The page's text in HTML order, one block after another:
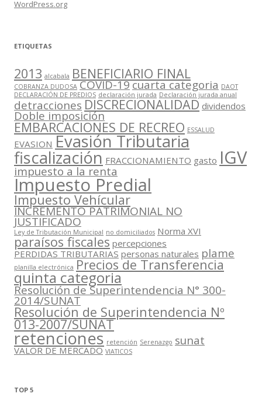
WordPress.org
ETIQUETAS
2013 alcabala BENEFICIARIO FINAL
COBRANZA DUDOSA COVID-19cuarta categoria DAOT
DECLARACIÓN DE PREDIOS declaración jurada Declaración jurada anual
detracciones DISCRECIONALIDAD dividendos
Doble imposición
EMBARCACIONES DE RECREO ESSALUD
EVASION Evasión Tributaria
fiscalización FRACCIONAMIENTO gasto IGV
impuesto a la renta
Impuesto Predial
Impuesto Vehícular
INCREMENTO PATRIMONIAL NO
JUSTIFICADO
Ley de Tributación Municipal no domiciliados Norma XVI
paraísos fiscales percepciones
PERDIDAS TRIBUTARIAS personas naturales plame
planilla electrónica Precios de Transferencia
quinta categoria
Resolución de Superintendencia N° 300-
2014/SUNAT
Resolución de Superintendencia Nº
013-2007/SUNAT
retenciones retención Serenazgo sunat
VALOR DE MERCADO VIATICOS
TOP 5